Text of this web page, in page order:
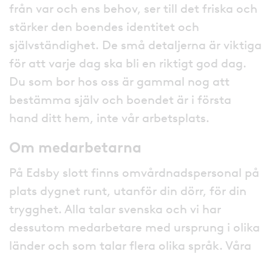
från var och ens behov, ser till det friska och
stärker den boendes identitet och
självständighet. De små detaljerna är viktiga
för att varje dag ska bli en riktigt god dag.
Du som bor hos oss är gammal nog att
bestämma själv och boendet är i första
hand ditt hem, inte vår arbetsplats.
Om medarbetarna
På Edsby slott finns omvårdnadspersonal på
plats dygnet runt, utanför din dörr, för din
trygghet. Alla talar svenska och vi har
dessutom medarbetare med ursprung i olika
länder och som talar flera olika språk. Våra